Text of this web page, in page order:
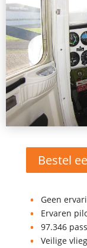
Bestel
Geen
Ervaren
97.346
Veilige